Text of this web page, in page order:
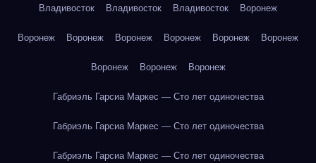
Владивосток Владивосток Владивосток Воронеж
Воронеж Воронеж Воронеж Воронеж Воронеж Воронеж
Воронеж Воронеж Воронеж
Габриэль Гарсиа Маркес — Сто лет одиночества
Габриэль Гарсиа Маркес — Сто лет одиночества
Габриэль Гарсиа Маркес — Сто лет одиночества